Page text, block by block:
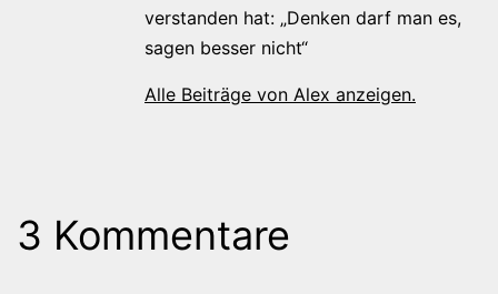
verstanden hat: „Denken darf man es,
sagen besser nicht“
Alle Beiträge von Alex anzeigen.
3 Kommentare